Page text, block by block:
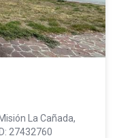
La Cañada,
27432760